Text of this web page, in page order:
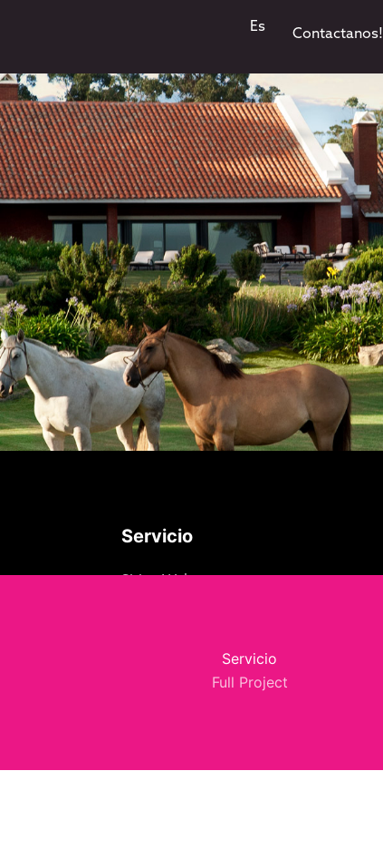
Es Contactanos!
Servicio
Servicio
Full Project